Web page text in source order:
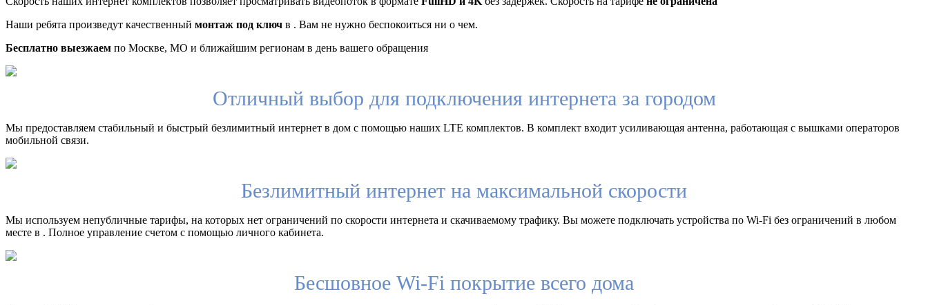
Наши ребята произведут качественный монтаж под ключ в . Вам не нужно беспокоиться ни о чем.
Бесплатно выезжаем по Москве, МО и ближайшим регионам в день вашего обращения
Отличный выбор для подключения интернета за городом
Мы предоставляем стабильный и быстрый безлимитный интернет в дом с помощью наших LTE комплектов. В комплект входит усиливающая антенна, работающая с вышками операторов
мобильной связи.
Безлимитный интернет на максимальной скорости
Мы используем непубличные тарифы, на которых нет ограничений по скорости интернета и скачиваемому трафику. Вы можете подключать устройства по Wi-Fi без ограничений в любом
месте в . Полное управление счетом с помощью личного кабинета.
Бесшовное Wi-Fi покрытие всего дома